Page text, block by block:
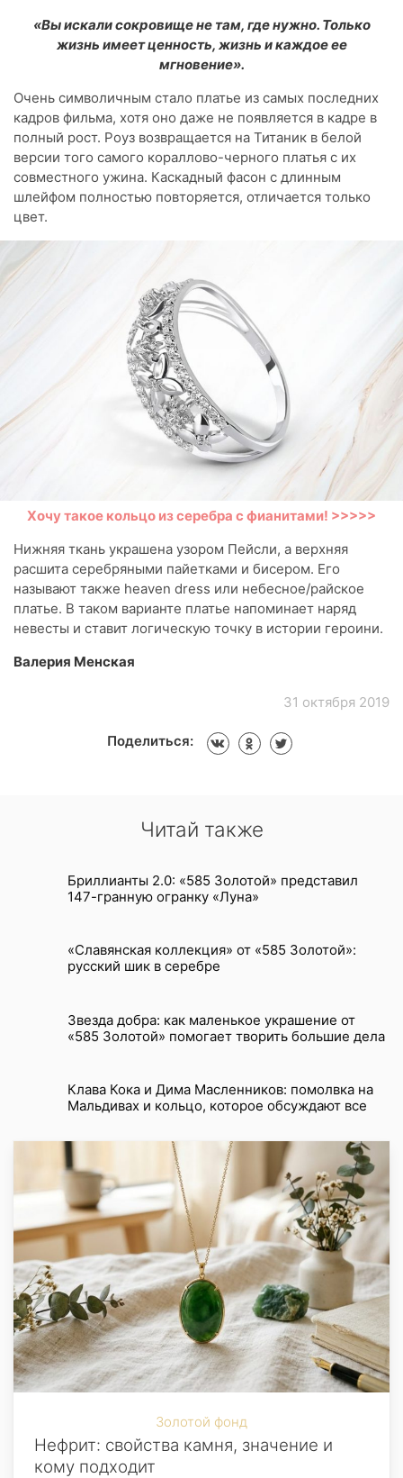
«Вы искали сокровище не там, где нужно. Только
жизнь имеет ценность, жизнь и каждое ее
мгновение».
Очень символичным стало платье из самых последних
кадров фильма, хотя оно даже не появляется в кадре в
полный рост. Роуз возвращается на Титаник в белой
версии того самого кораллово-черного платья с их
совместного ужина. Каскадный фасон с длинным
шлейфом полностью повторяется, отличается только
цвет.
Хочу такое кольцо из серебра с фианитами! >>>>>
Нижняя ткань украшена узором Пейсли, а верхняя
расшита серебряными пайетками и бисером. Его
называют также heaven dress или небесное/райское
платье. В таком варианте платье напоминает наряд
невесты и ставит логическую точку в истории героини.
Валерия Менская
31 октября 2019
Поделиться:
Читай также
Бриллианты 2.0: «585 Золотой» представил
147-гранную огранку «Луна»
«Славянская коллекция» от «585 Золотой»:
русский шик в серебре
Звезда добра: как маленькое украшение от
«585 Золотой» помогает творить большие дела
Клава Кока и Дима Масленников: помолвка на
Мальдивах и кольцо, которое обсуждают все
Золотой фонд
Нефрит: свойства камня, значение и
кому подходит